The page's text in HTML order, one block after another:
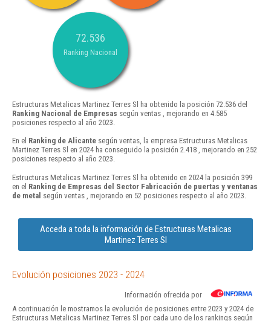
72.536
Ranking Nacional
Estructuras Metalicas Martinez Terres Sl ha obtenido la posición 72.536 del
Ranking Nacional de Empresas según ventas , mejorando en 4.585
posiciones respecto al año 2023.
En el Ranking de Alicante según ventas, la empresa Estructuras Metalicas
Martinez Terres Sl en 2024 ha conseguido la posición 2.418 , mejorando en 252
posiciones respecto al año 2023.
Estructuras Metalicas Martinez Terres Sl ha obtenido en 2024 la posición 399
en el Ranking de Empresas del Sector Fabricación de puertas y ventanas
de metal según ventas , mejorando en 52 posiciones respecto al año 2023.
Acceda a toda la información de Estructuras Metalicas
Martinez Terres Sl
Evolución posiciones 2023 - 2024
Información ofrecida por
A continuación le mostramos la evolución de posiciones entre 2023 y 2024 de
Estructuras Metalicas Martinez Terres Sl por cada uno de los rankings según